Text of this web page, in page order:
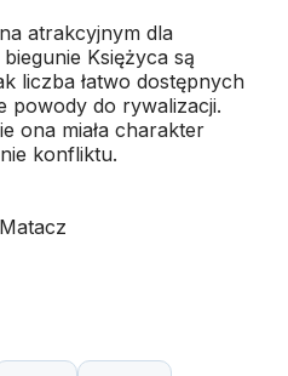
atrakcyjnym dla
Księżyca są
liczba łatwo dostępnych
powody do rywalizacji.
ona miała charakter
konfliktu.